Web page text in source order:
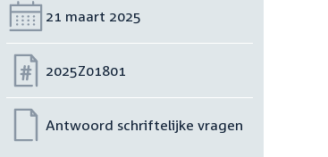
Datum:
21 maart 2025
Nummer:
2025Z01801
Antwoord schriftelijke vragen